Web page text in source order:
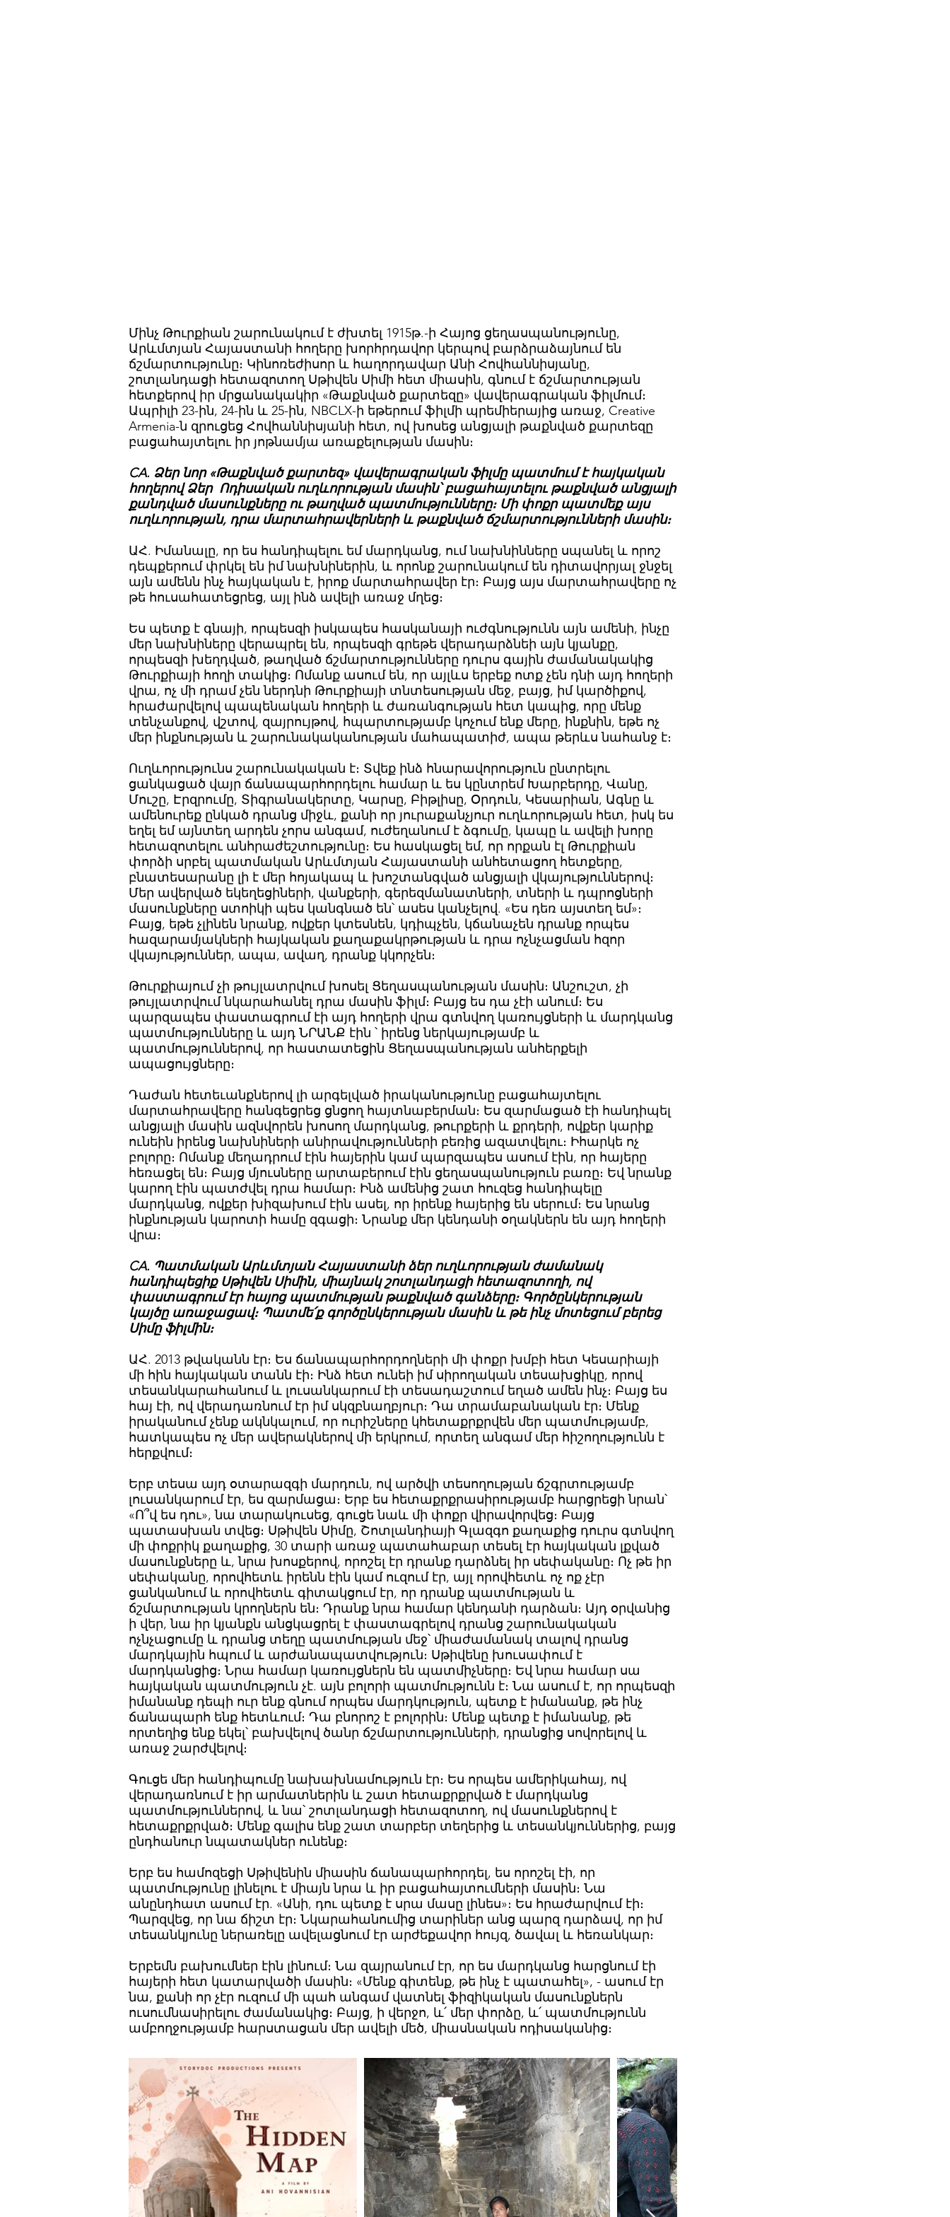
Մինչ Թուրքիան շարունակում է ժխտել 1915թ.-ի Հայոց ցեղասպանությունը,
Արևմտյան Հայաստանի հողերը խորհրդավոր կերպով բարձրաձայնում են
ճշմարտությունը։ Կինոռեժիսոր և հաղորդավար Անի Հովհաննիսյանը,
շոտլանդացի հետազոտող Սթիվեն Սիմի հետ միասին, գնում է ճշմարտության
հետքերով իր մրցանակակիր «Թաքնված քարտեզը» վավերագրական ֆիլմում։
Ապրիլի 23-ին, 24-ին և 25-ին, NBCLX-ի եթերում ֆիլմի պրեմիերայից առաջ, Creative
Armenia-ն զրուցեց Հովհաննիսյանի հետ, ով խոսեց անցյալի թաքնված քարտեզը
բացահայտելու իր յոթնամյա առաքելության մասին։
CA. Ձեր նոր «Թաքնված քարտեզ» վավերագրական ֆիլմը պատմում է հայկական
հողերով Ձեր Ոդիսական ուղևորության մասին՝ բացահայտելու թաքնված անցյալի
քանդված մասունքները ու թաղված պատմությունները։ Մի փոքր պատմեք այս
ուղևորության, դրա մարտահրավերների և թաքնված ճշմարտությունների մասին։
ԱՀ. Իմանալը, որ ես հանդիպելու եմ մարդկանց, ում նախնինները սպանել և որոշ
դեպքերում փրկել են իմ նախնիներին, և որոնք շարունակում են դիտավորյալ ջնջել
այն ամենն ինչ հայկական է, իրոք մարտահրավեր էր։ Բայց այս մարտահրավերը ոչ
թե հուսահատեցրեց, այլ ինձ ավելի առաջ մղեց։
Ես պետք է գնայի, որպեսզի իսկապես հասկանայի ուժգնությունն այն ամենի, ինչը
մեր նախնիները վերապրել են, որպեսզի գրեթե վերադարձնեի այն կյանքը,
որպեսզի խեղդված, թաղված ճշմարտությունները դուրս գային ժամանակակից
Թուրքիայի հողի տակից։ Ոմանք ասում են, որ այլևս երբեք ոտք չեն դնի այդ հողերի
վրա, ոչ մի դրամ չեն ներդնի Թուրքիայի տնտեսության մեջ, բայց, իմ կարծիքով,
հրաժարվելով պապենական հողերի և ժառանգության հետ կապից, որը մենք
տենչանքով, վշտով, զայրույթով, հպարտությամբ կոչում ենք մերը, ինքնին, եթե ոչ
մեր ինքնության և շարունակականության մահապատիժ, ապա թերևս նահանջ է։
Ուղևորությունս շարունակական է։ Տվեք ինձ հնարավորություն ընտրելու
ցանկացած վայր ճանապարհորդելու համար և ես կընտրեմ Խարբերդը, Վանը,
Մուշը, Էրզրումը, Տիգրանակերտը, Կարսը, Բիթլիսը, Օրդուն, Կեսարիան, Ագնը և
ամենուրեք ընկած դրանց միջև, քանի որ յուրաքանչյուր ուղևորության հետ, իսկ ես
եղել եմ այնտեղ արդեն չորս անգամ, ուժեղանում է ձգումը, կապը և ավելի խորը
հետազոտելու անհրաժեշտությունը։ Ես հասկացել եմ, որ որքան էլ Թուրքիան
փորձի սրբել պատմական Արևմտյան Հայաստանի անհետացող հետքերը,
բնատեսարանը լի է մեր հոյակապ և խոշտանգված անցյալի վկայություններով։
Մեր ավերված եկեղեցիների, վանքերի, գերեզմանատների, տների և դպրոցների
մասունքները ստոիկի պես կանգնած են՝ ասես կանչելով. «Ես դեռ այստեղ եմ»։
Բայց, եթե չլինեն նրանք, ովքեր կտեսնեն, կդիպչեն, կճանաչեն դրանք որպես
հազարամյակների հայկական քաղաքակրթության և դրա ոչնչացման հզոր
վկայություններ, ապա, ավաղ, դրանք կկորչեն։
Թուրքիայում չի թույլատրվում խոսել Ցեղասպանության մասին։ Անշուշտ, չի
թույլատրվում նկարահանել դրա մասին ֆիլմ։ Բայց ես դա չէի անում։ Ես
պարզապես փաստագրում էի այդ հողերի վրա գտնվող կառույցների և մարդկանց
պատմությունները և այդ ՆՐԱՆՔ էին ՝ իրենց ներկայությամբ և
պատմություններով, որ հաստատեցին Ցեղասպանության անհերքելի
ապացույցները։
Դաժան հետեւանքներով լի արգելված իրականությունը բացահայտելու
մարտահրավերը հանգեցրեց ցնցող հայտնաբերման։ Ես զարմացած էի հանդիպել
անցյալի մասին ազնվորեն խոսող մարդկանց, թուրքերի և քրդերի, ովքեր կարիք
ունեին իրենց նախնիների անիրավությունների բեռից ազատվելու։ Իհարկե ոչ
բոլորը։ Ոմանք մեղադրում էին հայերին կամ պարզապես ասում էին, որ հայերը
հեռացել են։ Բայց մյուսները արտաբերում էին ցեղասպանություն բառը։ Եվ նրանք
կարող էին պատժվել դրա համար։ Ինձ ամենից շատ հուզեց հանդիպելը
մարդկանց, ովքեր խիզախում էին ասել, որ իրենք հայերից են սերում։ Ես նրանց
ինքնության կարոտի համը զգացի։ Նրանք մեր կենդանի օղակներն են այդ հողերի
վրա։
CA. Պատմական Արևմտյան Հայաստանի ձեր ուղևորության ժամանակ
հանդիպեցիք Սթիվեն Սիմին, միայնակ շոտլանդացի հետազոտողի, ով
փաստագրում էր հայոց պատմության թաքնված գանձերը։ Գործընկերության
կայծը առաջացավ։ Պատմե՛ք գործընկերության մասին և թե ինչ մոտեցում բերեց
Սիմը ֆիլմին։
ԱՀ. 2013 թվականն էր։ Ես ճանապարհորդողների մի փոքր խմբի հետ Կեսարիայի
մի հին հայկական տանն էի։ Ինձ հետ ունեի իմ սիրողական տեսախցիկը, որով
տեսանկարահանում և լուսանկարում էի տեսադաշտում եղած ամեն ինչ։ Բայց ես
հայ էի, ով վերադառնում էր իմ սկզբնաղբյուր։ Դա տրամաբանական էր։ Մենք
իրականում չենք ակնկալում, որ ուրիշները կհետաքրքրվեն մեր պատմությամբ,
հատկապես ոչ մեր ավերակներով մի երկրում, որտեղ անգամ մեր հիշողությունն է
հերքվում։
Երբ տեսա այդ օտարազգի մարդուն, ով արծվի տեսողության ճշգրտությամբ
լուսանկարում էր, ես զարմացա։ Երբ ես հետաքրքրասիրությամբ հարցրեցի նրան՝
«Ո՞վ ես դու», նա տարակուսեց, գուցե նաև մի փոքր վիրավորվեց։ Բայց
պատասխան տվեց։ Սթիվեն Սիմը, Շոտլանդիայի Գլազգո քաղաքից դուրս գտնվող
մի փոքրիկ քաղաքից, 30 տարի առաջ պատահաբար տեսել էր հայկական լքված
մասունքները և, նրա խոսքերով, որոշել էր դրանք դարձնել իր սեփականը։ Ոչ թե իր
սեփականը, որովհետև իրենն էին կամ ուզում էր, այլ որովհետև ոչ ոք չէր
ցանկանում և որովհետև գիտակցում էր, որ դրանք պատմության և
ճշմարտության կրողներն են։ Դրանք նրա համար կենդանի դարձան։ Այդ օրվանից
ի վեր, նա իր կյանքն անցկացրել է փաստագրելով դրանց շարունակական
ոչնչացումը և դրանց տեղը պատմության մեջ՝ միաժամանակ տալով դրանց
մարդկային հպում և արժանապատվություն։ Սթիվենը խուսափում է
մարդկանցից։ Նրա համար կառույցներն են պատմիչները։ Եվ նրա համար սա
հայկական պատմություն չէ. այն բոլորի պատմությունն է։ Նա ասում է, որ որպեսզի
իմանանք դեպի ուր ենք գնում որպես մարդկություն, պետք է իմանանք, թե ինչ
ճանապարհ ենք հետևում։ Դա բնորոշ է բոլորին։ Մենք պետք է իմանանք, թե
որտեղից ենք եկել՝ բախվելով ծանր ճշմարտությունների, դրանցից սովորելով և
առաջ շարժվելով։
Գուցե մեր հանդիպումը նախախնամություն էր։ Ես որպես ամերիկահայ, ով
վերադառնում է իր արմատներին և շատ հետաքրքրված է մարդկանց
պատմություններով, և նա՝ շոտլանդացի հետազոտող, ով մասունքներով է
հետաքրքրված։ Մենք գալիս ենք շատ տարբեր տեղերից և տեսանկյուններից, բայց
ընդհանուր նպատակներ ունենք։
Երբ ես համոզեցի Սթիվենին միասին ճանապարհորդել, ես որոշել էի, որ
պատմությունը լինելու է միայն նրա և իր բացահայտումների մասին։ Նա
անընդհատ ասում էր. «Անի, դու պետք է սրա մասը լինես»։ Ես հրաժարվում էի։
Պարզվեց, որ նա ճիշտ էր։ Նկարահանումից տարիներ անց պարզ դարձավ, որ իմ
տեսանկյունը ներառելը ավելացնում էր արժեքավոր հույզ, ծավալ և հեռանկար։
Երբեմն բախումներ էին լինում։ Նա զայրանում էր, որ ես մարդկանց հարցնում էի
հայերի հետ կատարվածի մասին։ «Մենք գիտենք, թե ինչ է պատահել», - ասում էր
նա, քանի որ չէր ուզում մի պահ անգամ վատնել ֆիզիկական մասունքներն
ուսումնասիրելու ժամանակից։ Բայց, ի վերջո, և՛ մեր փորձը, և՛ պատմությունն
ամբողջությամբ հարստացան մեր ավելի մեծ, միասնական ոդիսականից։